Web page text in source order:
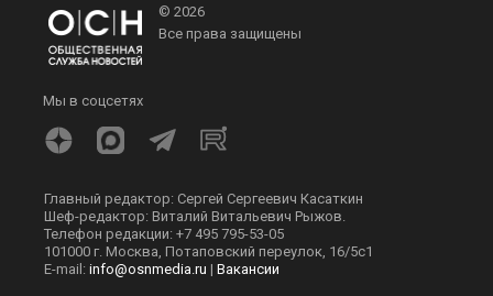
© 2026
Все права защищены
Мы в соцсетях
Главный редактор: Сергей Сергеевич Касаткин
Шеф-редактор: Виталий Витальевич Рыжов.
Телефон редакции: +7 495 795-53-05
101000 г. Москва, Потаповский переулок, 16/5с1
E-mail: info@osnmedia.ru | Вакансии